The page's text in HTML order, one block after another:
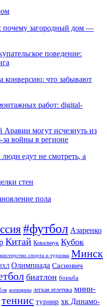
почему загородный дом —
поведение:
конверсию: что забывают
работ: digital-
Аравии могут исчезнуть из
войны в регионе
едут не смотреть, а
стен
пола
#футбол Азаренко
Китай Ковальчук Кубок
спорта и туризма Минск
Олимпиада Саснович
биатлон борьба
женщины легкая атлетика мини-
теннис турнир хк Динамо-